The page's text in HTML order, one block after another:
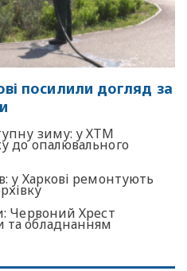
посилили догляд за
зиму: у ХТМ
до опалювального
у Харкові ремонтують
Червоний Хрест
та обладнанням